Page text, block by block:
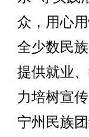
众，用心
全少数民
提供就业
力培树宣
宁州民族